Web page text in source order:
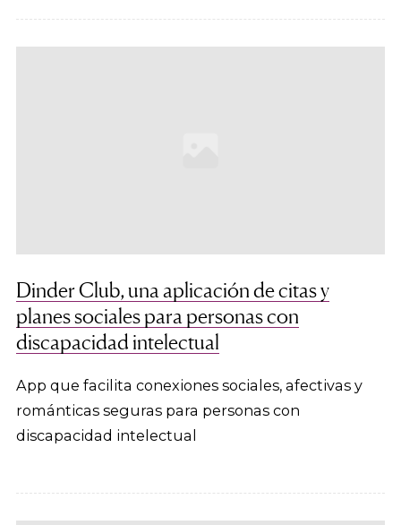
Dinder Club, una aplicación de citas y
planes sociales para personas con
discapacidad intelectual
App que facilita conexiones sociales, afectivas y
románticas seguras para personas con
discapacidad intelectual